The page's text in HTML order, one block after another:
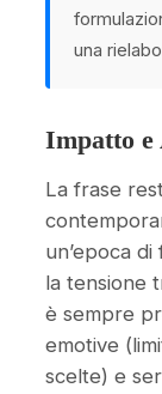
una
Impatto
La frase
un’epoca
la tensione
è sempre
emotive
scelte) e